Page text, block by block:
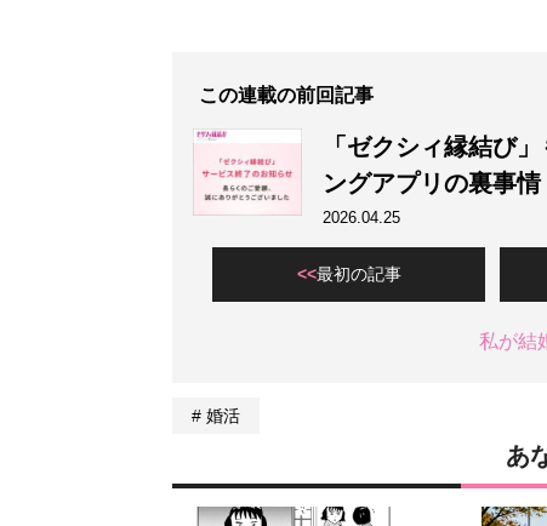
この連載の前回記事
「ゼクシィ縁結び
ングアプリの裏事情
2026.04.25
最初の記事
私が結
婚活
あ